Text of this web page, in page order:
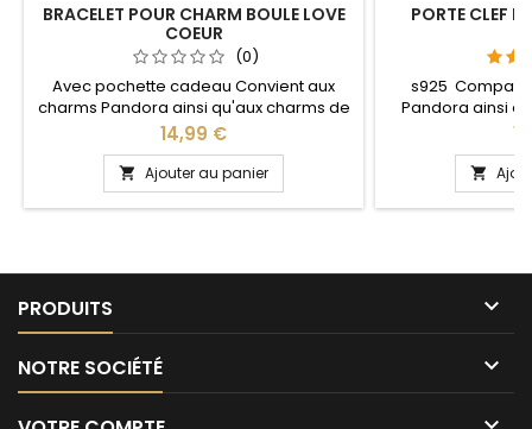
BRACELET POUR CHARM BOULE LOVE
COEUR
(0)
Avec pochette cadeau Convient aux
charms Pandora ainsi qu'aux charms de
notre site idéal pour : Noël, Saint Valentin,
anniversaire, anniversaire de mariage
Plusieurs tailles disponible : 17, 18, 19, 20, 21
cm Pour la dimensions nous conseillons
2cm en plus par rapport à la
Prix
14,99 €
 Ajouter au panier
PORTE CLEF
s925
Pandora ainsi
notre site idéal
anniversaire,
L'ouverture
niveau

PRODUITS 
NOTRE SOCIÉTÉ 